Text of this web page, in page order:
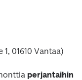
01610 Vantaa)
perjantaihin